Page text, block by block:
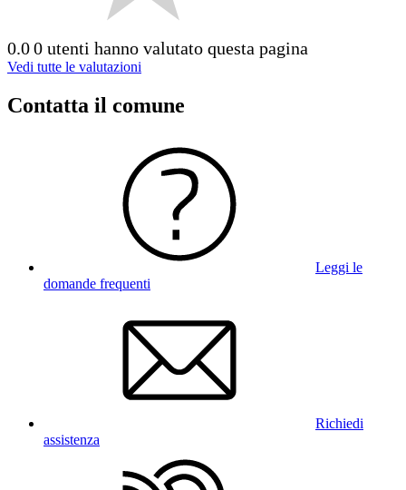
0.00 utenti hanno valutato questa pagina
Vedi tutte le valutazioni
Contatta il comune
Leggi le
domande frequenti
Richiedi
assistenza